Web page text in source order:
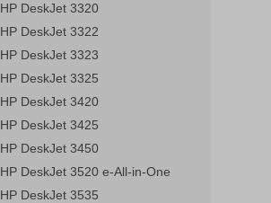
HP DeskJet 3320
HP DeskJet 3322
HP DeskJet 3323
HP DeskJet 3325
HP DeskJet 3420
HP DeskJet 3425
HP DeskJet 3450
HP DeskJet 3520 e-All-in-One
HP DeskJet 3535